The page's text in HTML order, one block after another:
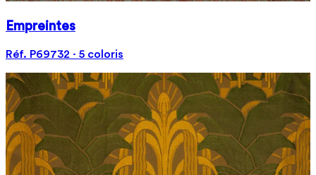
Empreintes
Réf. P69732 · 5 coloris